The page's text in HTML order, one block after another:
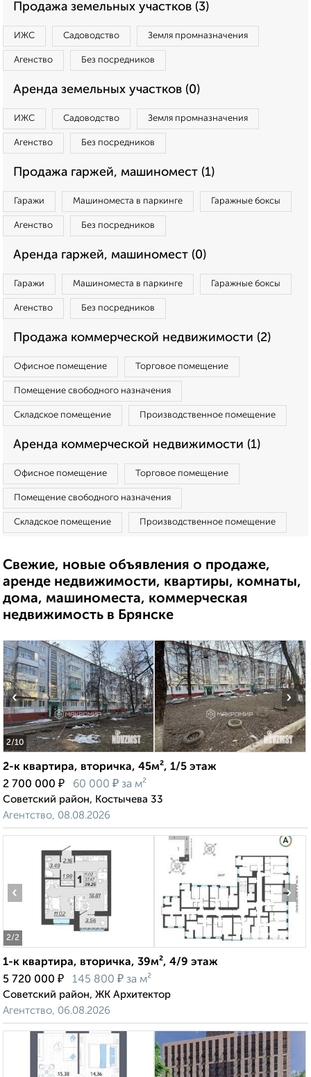
Продажа земельных участков (3)
ИЖС Садоводство Земля промназначения
Агенство Без посредников
Аренда земельных участков (0)
ИЖС Садоводство Земля промназначения
Агенство Без посредников
Продажа гаржей, машиномест (1)
Гаражи Машиноместа в паркинге Гаражные боксы
Агенство Без посредников
Аренда гаржей, машиномест (0)
Гаражи Машиноместа в паркинге Гаражные боксы
Агенство Без посредников
Продажа коммерческой недвижимости (2)
Офисное помещение Торговое помещение
Помещение свободного назначения
Складское помещение Производственное помещение
Аренда коммерческой недвижимости (1)
Офисное помещение Торговое помещение
Помещение свободного назначения
Складское помещение Производственное помещение
Свежие, новые объявления о продаже,
аренде недвижимости, квартиры, комнаты,
дома, машиноместа, коммерческая
недвижимость в Брянске
2/10
‹ ›
2-к квартира, вторичка, 45м², 1/5 этаж
2 700 000 ₽ 60 000 ₽ за м²
Советский район, Костычева 33
Агентство, 08.08.2026
2/2
‹ ›
1-к квартира, вторичка, 39м², 4/9 этаж
5 720 000 ₽ 145 800 ₽ за м²
Советский район, ЖК Архитектор
Агентство, 06.08.2026